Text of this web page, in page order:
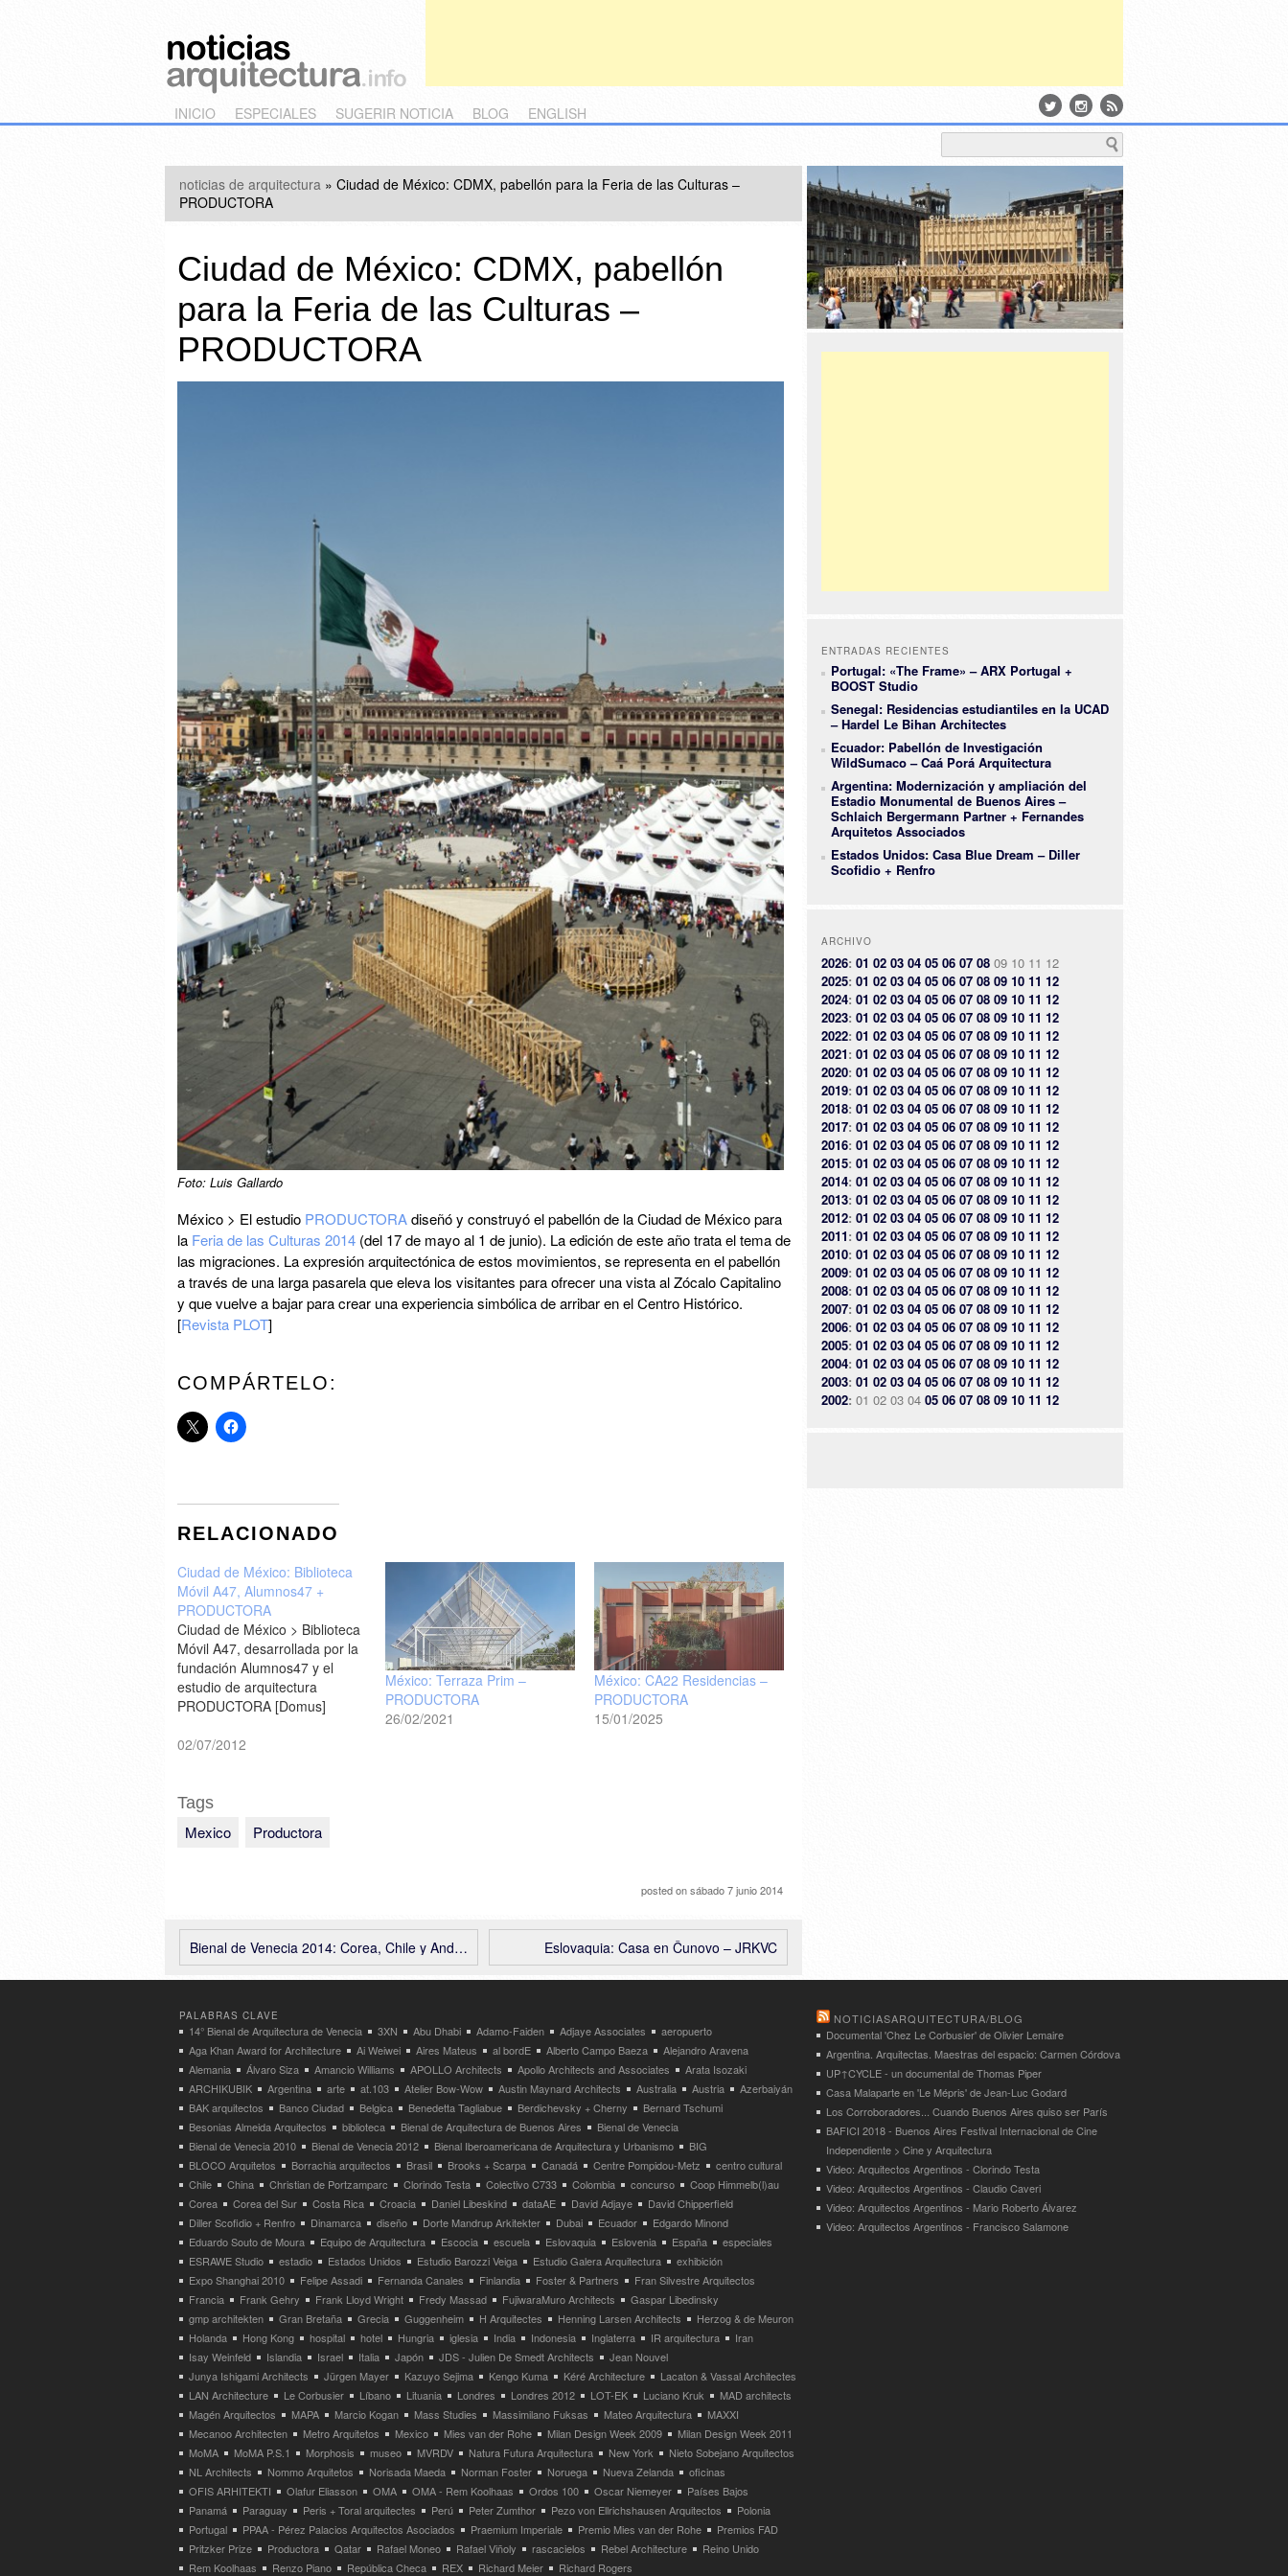
Main menu
Skip to primary content
Skip to secondary content
INICIO ESPECIALES SUGERIR NOTICIA BLOG ENGLISH
noticias de arquitectura » Ciudad de México: CDMX, pabellón para la Feria de las Culturas –
PRODUCTORA
Ciudad de México: CDMX, pabellón
para la Feria de las Culturas –
PRODUCTORA
Foto: Luis Gallardo
México > El estudio PRODUCTORAdiseñó y construyó el pabellón de la Ciudad de México para
la Feria de las Culturas 2014(del 17 de mayo al 1 de junio). La edición de este año trata el tema de
las migraciones. La expresión arquitectónica de estos movimientos, se representa en el pabellón
a través de una larga pasarela que eleva los visitantes para ofrecer una vista al Zócalo Capitalino
y que vuelve a bajar para crear una experiencia simbólica de arribar en el Centro Histórico.
[Revista PLOT]
COMPÁRTELO:
RELACIONADO
Ciudad de México: Biblioteca
Móvil A47, Alumnos47 +
PRODUCTORA
Ciudad de México > Biblioteca
Móvil A47, desarrollada por la
fundación Alumnos47 y el
estudio de arquitectura
PRODUCTORA [Domus]
02/07/2012
México: Terraza Prim –
PRODUCTORA
26/02/2021
México: CA22 Residencias –
PRODUCTORA
15/01/2025
Tags
Mexico Productora
posted onsábado 7 junio 2014
Eslovaquia: Casa en Čunovo – JRKVC
Bienal de Venecia 2014: Corea, Chile y Andrés Jaque.. los premiados
ENTRADAS RECIENTES
Portugal: «The Frame» – ARX Portugal +
BOOST Studio
Senegal: Residencias estudiantiles en la UCAD
– Hardel Le Bihan Architectes
Ecuador: Pabellón de Investigación
WildSumaco – Caá Porá Arquitectura
Argentina: Modernización y ampliación del
Estadio Monumental de Buenos Aires –
Schlaich Bergermann Partner + Fernandes
Arquitetos Associados
Estados Unidos: Casa Blue Dream – Diller
Scofidio + Renfro
ARCHIVO
2026: 01 02 03 04 05 06 07 08 09 10 11 12
2025: 01 02 03 04 05 06 07 08 09 10 11 12
2024: 01 02 03 04 05 06 07 08 09 10 11 12
2023: 01 02 03 04 05 06 07 08 09 10 11 12
2022: 01 02 03 04 05 06 07 08 09 10 11 12
2021: 01 02 03 04 05 06 07 08 09 10 11 12
2020: 01 02 03 04 05 06 07 08 09 10 11 12
2019: 01 02 03 04 05 06 07 08 09 10 11 12
2018: 01 02 03 04 05 06 07 08 09 10 11 12
2017: 01 02 03 04 05 06 07 08 09 10 11 12
2016: 01 02 03 04 05 06 07 08 09 10 11 12
2015: 01 02 03 04 05 06 07 08 09 10 11 12
2014: 01 02 03 04 05 06 07 08 09 10 11 12
2013: 01 02 03 04 05 06 07 08 09 10 11 12
2012: 01 02 03 04 05 06 07 08 09 10 11 12
2011: 01 02 03 04 05 06 07 08 09 10 11 12
2010: 01 02 03 04 05 06 07 08 09 10 11 12
2009: 01 02 03 04 05 06 07 08 09 10 11 12
2008: 01 02 03 04 05 06 07 08 09 10 11 12
2007: 01 02 03 04 05 06 07 08 09 10 11 12
2006: 01 02 03 04 05 06 07 08 09 10 11 12
2005: 01 02 03 04 05 06 07 08 09 10 11 12
2004: 01 02 03 04 05 06 07 08 09 10 11 12
2003: 01 02 03 04 05 06 07 08 09 10 11 12
2002: 01 02 03 04 05 06 07 08 09 10 11 12
PALABRAS CLAVE
14° Bienal de Arquitectura de Venecia 3XN Abu Dhabi Adamo-Faiden Adjaye Associates
aeropuerto
Aga Khan Award for Architecture
Ai Weiwei Aires Mateus al bordE Alberto Campo Baeza
Alejandro Aravena
Alemania
Álvaro Siza Amancio Williams APOLLO Architects Apollo Architects and Associates
Arata Isozaki
ARCHIKUBIK
Argentina arte at.103 Atelier Bow-Wow Austin Maynard Architects Australia Austria
Azerbaiyán
BAK arquitectos
Banco Ciudad Belgica Benedetta Tagliabue Berdichevsky + Cherny
Bernard Tschumi
Besonias Almeida Arquitectos
biblioteca Bienal de Arquitectura de Buenos Aires
Bienal de Venecia
Bienal de Venecia 2010
Bienal de Venecia 2012 Bienal Iberoamericana de Arquitectura y Urbanismo
BIG
BLOCO Arquitetos
Borrachia arquitectos Brasil Brooks + Scarpa Canadá Centre Pompidou-Metz
centro cultural
Chile
China Christian de Portzamparc Clorindo Testa Colectivo C733 Colombia concurso
Coop Himmelb(l)au
Corea
Corea del Sur Costa Rica Croacia Daniel Libeskind dataAE David Adjaye
David Chipperfield
Diller Scofidio + Renfro
Dinamarca diseño Dorte Mandrup Arkitekter Dubai Ecuador
Edgardo Minond
Eduardo Souto de Moura
Equipo de Arquitectura Escocia escuela Eslovaquia Eslovenia España
especiales
ESRAWE Studio
estadio Estados Unidos Estudio Barozzi Veiga Estudio Galera Arquitectura
exhibición
Expo Shanghai 2010
Felipe Assadi Fernanda Canales Finlandia Foster & Partners
Fran Silvestre Arquitectos
Francia
Frank Gehry Frank Lloyd Wright Fredy Massad FujiwaraMuro Architects
Gaspar Libedinsky
gmp architekten
Gran Bretaña Grecia Guggenheim H Arquitectes Henning Larsen Architects
Herzog & de Meuron
Holanda
Hong Kong hospital hotel Hungria iglesia India Indonesia Inglaterra IR arquitectura
Iran
Isay Weinfeld
Islandia Israel Italia Japón JDS - Julien De Smedt Architects
Jean Nouvel
Junya Ishigami Architects
Jürgen Mayer Kazuyo Sejima Kengo Kuma Kéré Architecture
Lacaton & Vassal Architectes
LAN Architecture
Le Corbusier Líbano Lituania Londres Londres 2012 LOT-EK Luciano Kruk
MAD architects
Magén Arquitectos
MAPA Marcio Kogan Mass Studies Massimilano Fuksas Mateo Arquitectura
MAXXI
Mecanoo Architecten
Metro Arquitetos Mexico Mies van der Rohe Milan Design Week 2009
Milan Design Week 2011
MoMA
MoMA P.S.1 Morphosis museo MVRDV Natura Futura Arquitectura New York
Nieto Sobejano Arquitectos
NL Architects
Nommo Arquitetos Norisada Maeda Norman Foster Noruega Nueva Zelanda
oficinas
OFIS ARHITEKTI
Olafur Eliasson OMA OMA - Rem Koolhaas Ordos 100 Oscar Niemeyer
Países Bajos
Panamá
Paraguay Peris + Toral arquitectes Perú Peter Zumthor Pezo von Ellrichshausen Arquitectos
Polonia
Portugal
PPAA - Pérez Palacios Arquitectos Asociados Praemium Imperiale Premio Mies van der Rohe
Premios FAD
Pritzker Prize
Productora Qatar Rafael Moneo Rafael Viñoly rascacielos Rebel Architecture
Reino Unido
Rem Koolhaas
Renzo Piano República Checa REX Richard Meier Richard Rogers
NOTICIASARQUITECTURA/BLOG
Documental 'Chez Le Corbusier' de Olivier Lemaire
Argentina. Arquitectas. Maestras del espacio: Carmen Córdova
UP↑CYCLE - un documental de Thomas Piper
Casa Malaparte en 'Le Mépris' de Jean-Luc Godard
Los Corroboradores... Cuando Buenos Aires quiso ser París
BAFICI 2018 - Buenos Aires Festival Internacional de Cine
Independiente > Cine y Arquitectura
Video: Arquitectos Argentinos - Clorindo Testa
Video: Arquitectos Argentinos - Claudio Caveri
Video: Arquitectos Argentinos - Mario Roberto Álvarez
Video: Arquitectos Argentinos - Francisco Salamone